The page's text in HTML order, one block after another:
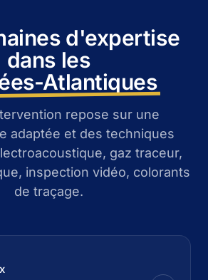
d'expertise
dans les
Atlantiques
repose sur une
adaptée et des techniques
gaz traceur,
inspection vidéo, colorants
de traçage.